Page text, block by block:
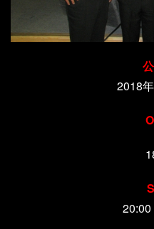
2018
20:00